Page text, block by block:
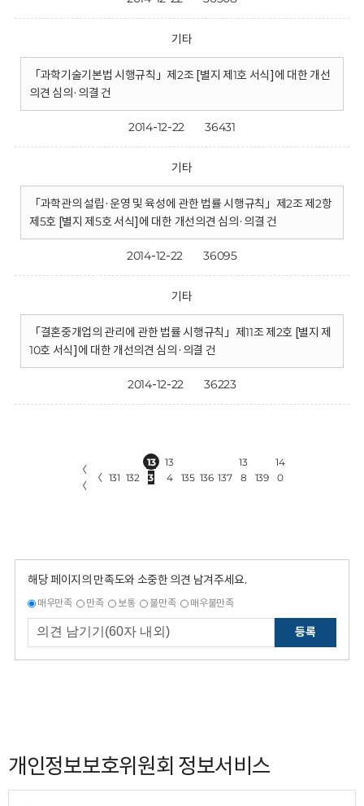
기타
「과학기술기본법 시행규칙」제2조 [별지 제1호 서식]에 대한 개선
의견 심의·의결 건
2014-12-22 36431
기타
「과학관의 설립·운영 및 육성에 관한 법률 시행규칙」제2조 제2항
제5호 [별지 제5호 서식]에 대한 개선의견 심의·의결 건
2014-12-22 36095
기타
「결혼중개업의 관리에 관한 법률 시행규칙」제11조 제2호 [별지 제
10호 서식]에 대한 개선의견 심의·의결 건
2014-12-22 36223
〈
〈
〈 131 132
13
3
13
4
135 136 137
13
8
139
14
0
해당 페이지의 만족도와 소중한 의견 남겨주세요.
매우만족 만족 보통 불만족 매우불만족
등록
개인정보보호위원회 정보서비스